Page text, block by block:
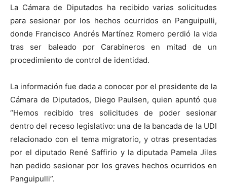
La Cámara de Diputados ha recibido varias solicitudes
para sesionar por los hechos ocurridos en Panguipulli,
donde Francisco Andrés Martínez Romero perdió la vida
tras ser baleado por Carabineros en mitad de un
procedimiento de control de identidad.
La información fue dada a conocer por el presidente de la
Cámara de Diputados, Diego Paulsen, quien apuntó que
“Hemos recibido tres solicitudes de poder sesionar
dentro del receso legislativo: una de la bancada de la UDI
relacionado con el tema migratorio, y otras presentadas
por el diputado René Saffirio y la diputada Pamela Jiles
han pedido sesionar por los graves hechos ocurridos en
Panguipulli”.